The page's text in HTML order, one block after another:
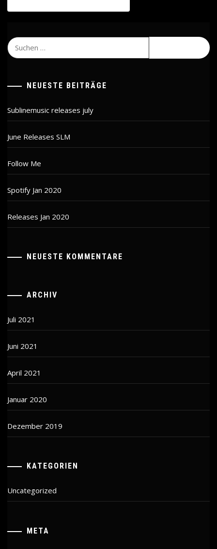
Suchen
nach:
NEUESTE BEITRÄGE
Sublinemusic releases july
June Releases SLM
Follow Me
Spotify Jan 2020
Releases Jan 2020
NEUESTE KOMMENTARE
ARCHIV
Juli 2021
Juni 2021
April 2021
Januar 2020
Dezember 2019
KATEGORIEN
Uncategorized
META